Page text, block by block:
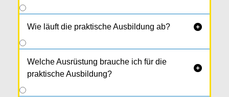
Wie läuft die praktische Ausbildung ab? 
Welche Ausrüstung brauche ich für die
praktische Ausbildung?
